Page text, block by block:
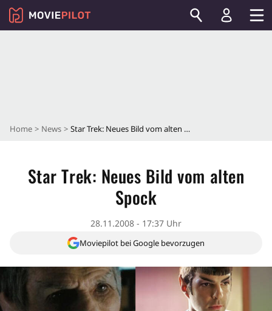
Home News Star Trek: Neues Bild vom alten Spock
Star Trek: Neues Bild vom alten
Spock
28.11.2008 - 17:37 Uhr
Moviepilot bei Google bevorzugen